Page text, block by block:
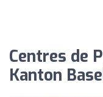
Centres de
Kanton